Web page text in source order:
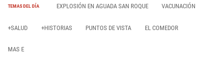
TEMAS DEL DÍA EXPLOSIÓN EN AGUADA SAN ROQUE VACUNACIÓN
+SALUD +HISTORIAS PUNTOS DE VISTA EL COMEDOR
MAS E